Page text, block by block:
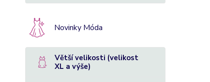
Novinky Móda
Větší velikosti (velikost
XL a výše)